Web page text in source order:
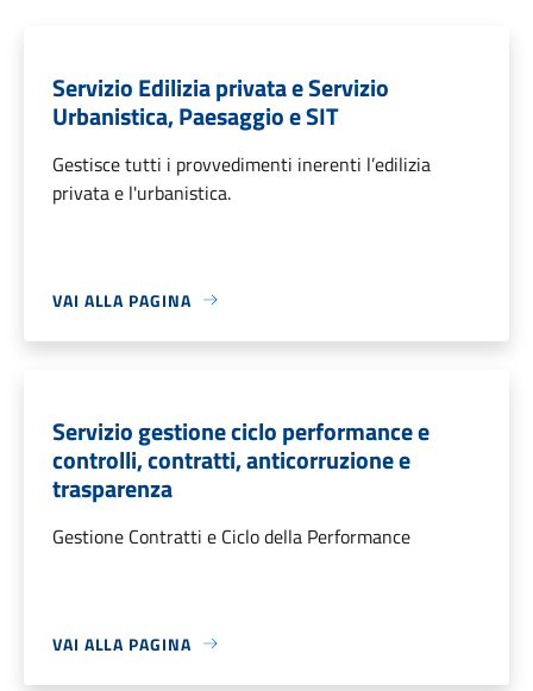
Servizio Edilizia privata e Servizio
Urbanistica, Paesaggio e SIT
Gestisce tutti i provvedimenti inerenti l’edilizia
privata e l'urbanistica.
VAI ALLA PAGINA
Servizio gestione ciclo performance e
controlli, contratti, anticorruzione e
trasparenza
Gestione Contratti e Ciclo della Performance
VAI ALLA PAGINA